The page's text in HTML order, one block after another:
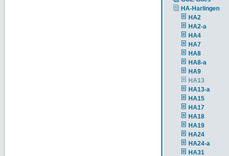
HA-Harlingen
HA2
HA2-a
HA4
HA7
HA8
HA8-a
HA9
HA13
HA13-a
HA15
HA17
HA18
HA19
HA24
HA24-a
HA31